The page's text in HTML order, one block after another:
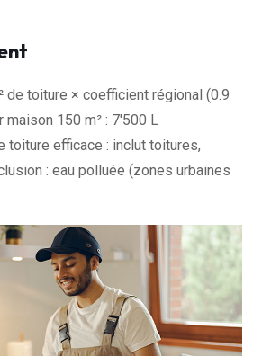
de toiture × coefficient régional (0.9
maison 150 m² : 7'500 L
toiture efficace : inclut toitures,
: eau polluée (zones urbaines